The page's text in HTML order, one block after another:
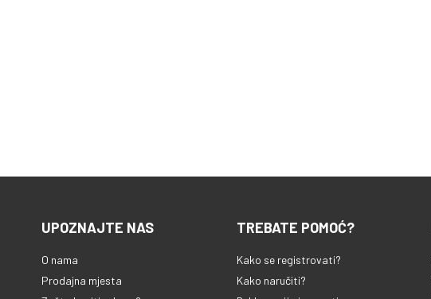
UPOZNAJTE NAS
O nama
Prodajna mjesta
TREBATE POMOĆ?
Kako se registrovati?
Kako naručiti?